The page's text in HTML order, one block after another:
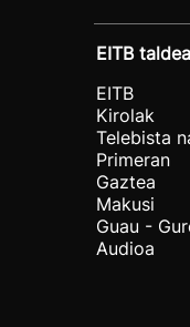
EITB taldea
EITB
Kirolak
Telebista
Primeran
Gaztea
Makusi
Guau -
Audioa